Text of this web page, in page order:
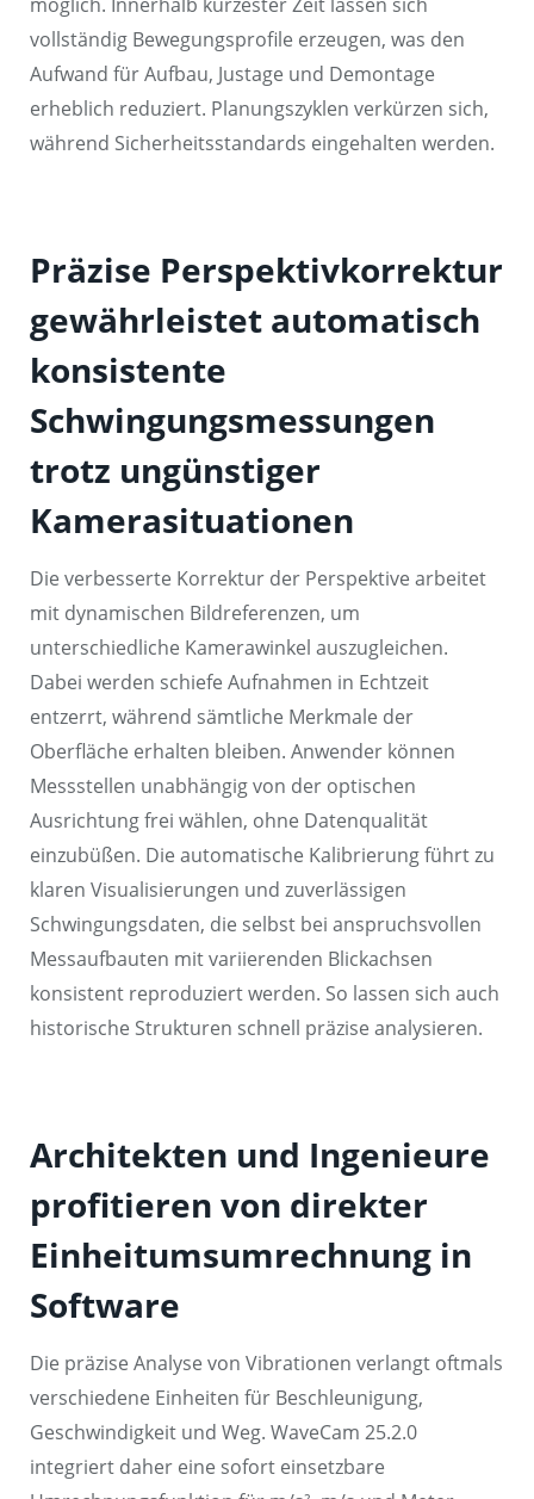
vollständig Bewegungsprofile erzeugen, was den
Aufwand für Aufbau, Justage und Demontage
erheblich reduziert. Planungszyklen verkürzen sich,
während Sicherheitsstandards eingehalten werden.
Präzise Perspektivkorrektur
gewährleistet automatisch
konsistente
Schwingungsmessungen
trotz ungünstiger
Kamerasituationen
Die verbesserte Korrektur der Perspektive arbeitet
mit dynamischen Bildreferenzen, um
unterschiedliche Kamerawinkel auszugleichen.
Dabei werden schiefe Aufnahmen in Echtzeit
entzerrt, während sämtliche Merkmale der
Oberfläche erhalten bleiben. Anwender können
Messstellen unabhängig von der optischen
Ausrichtung frei wählen, ohne Datenqualität
einzubüßen. Die automatische Kalibrierung führt zu
klaren Visualisierungen und zuverlässigen
Schwingungsdaten, die selbst bei anspruchsvollen
Messaufbauten mit variierenden Blickachsen
konsistent reproduziert werden. So lassen sich auch
historische Strukturen schnell präzise analysieren.
Architekten und Ingenieure
profitieren von direkter
Einheitumsumrechnung in
Software
Die präzise Analyse von Vibrationen verlangt oftmals
verschiedene Einheiten für Beschleunigung,
Geschwindigkeit und Weg. WaveCam 25.2.0
integriert daher eine sofort einsetzbare